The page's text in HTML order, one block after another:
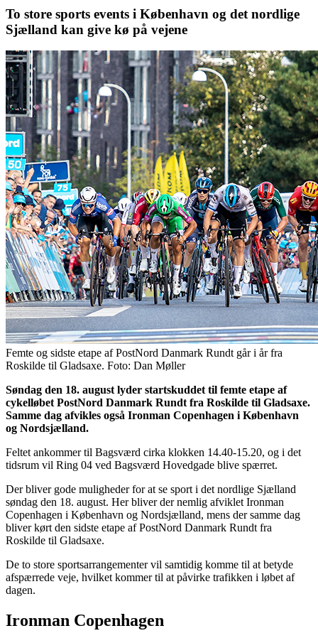
To store sports events i København og det nordlige
Sjælland kan give kø på vejene
Femte og sidste etape af PostNord Danmark Rundt går i år fra
Roskilde til Gladsaxe. Foto: Dan Møller
Søndag den 18. august lyder startskuddet til femte etape af
cykelløbet PostNord Danmark Rundt fra Roskilde til Gladsaxe.
Samme dag afvikles også Ironman Copenhagen i København
og Nordsjælland.
Feltet ankommer til Bagsværd cirka klokken 14.40-15.20, og i det
tidsrum vil Ring 04 ved Bagsværd Hovedgade blive spærret.
Der bliver gode muligheder for at se sport i det nordlige Sjælland
søndag den 18. august. Her bliver der nemlig afviklet Ironman
Copenhagen i København og Nordsjælland, mens der samme dag
bliver kørt den sidste etape af PostNord Danmark Rundt fra
Roskilde til Gladsaxe.
De to store sportsarrangementer vil samtidig komme til at betyde
afspærrede veje, hvilket kommer til at påvirke trafikken i løbet af
dagen.
Ironman Copenhagen